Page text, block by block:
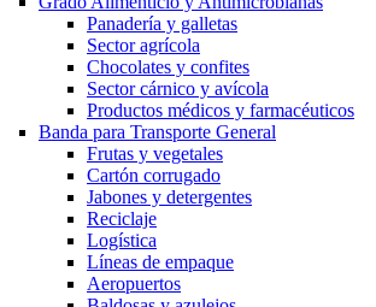
Panadería y galletas
Sector agrícola
Chocolates y confites
Sector cárnico y avícola
Productos médicos y farmacéuticos
Banda para Transporte General
Frutas y vegetales
Cartón corrugado
Jabones y detergentes
Reciclaje
Logística
Líneas de empaque
Aeropuertos